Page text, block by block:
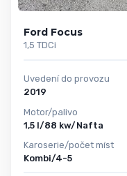
Ford Focus
1,5 TDCi
Uvedení do provozu
2019
Motor/palivo
1,5 l/88 kw/Nafta
Karoserie/počet míst
Kombi/4-5